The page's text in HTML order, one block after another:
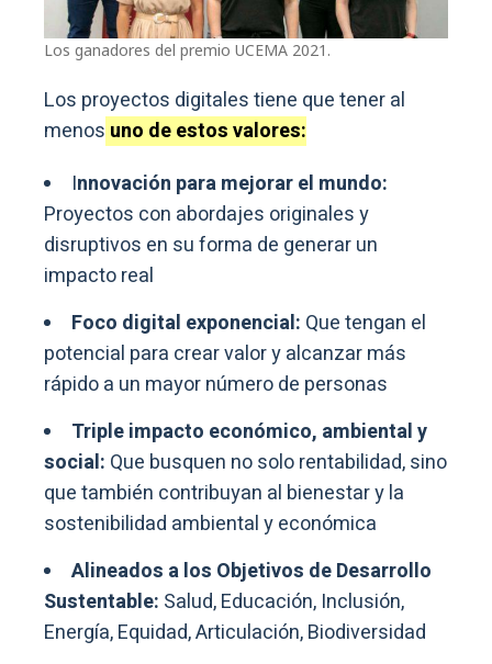
Los ganadores del premio UCEMA 2021.
Los proyectos digitales tiene que tener al
menos uno de estos valores:
Innovación para mejorar el mundo:
Proyectos con abordajes originales y
disruptivos en su forma de generar un
impacto real
Foco digital exponencial: Que tengan el
potencial para crear valor y alcanzar más
rápido a un mayor número de personas
Triple impacto económico, ambiental y
social: Que busquen no solo rentabilidad, sino
que también contribuyan al bienestar y la
sostenibilidad ambiental y económica
Alineados a los Objetivos de Desarrollo
Sustentable: Salud, Educación, Inclusión,
Energía, Equidad, Articulación, Biodiversidad